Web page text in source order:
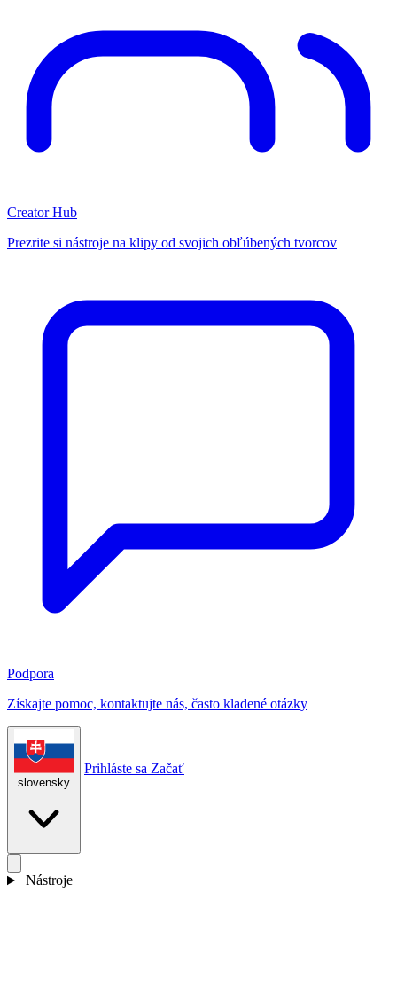
Creator Hub
Prezrite si nástroje na klipy od svojich obľúbených tvorcov
Podpora
Získajte pomoc, kontaktujte nás, často kladené otázky
slovensky
Prihláste sa Začať
Nástroje